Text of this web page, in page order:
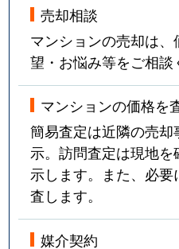
売却相談
マンションの売却は
望・お悩み等をご相談
マンションの価格を
簡易査定は近隣の売
示。訪問査定は現地
示します。また、必
査します。
媒介契約